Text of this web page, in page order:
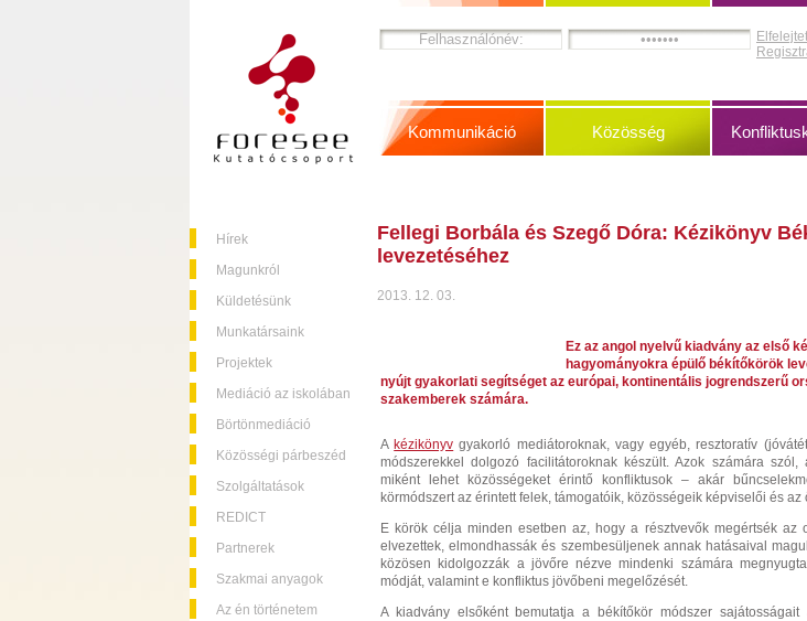
Hírek
Magunkról
Küldetésünk
Munkatársaink
Projektek
Mediáció az iskolában
Börtönmediáció
Közösségi párbeszéd
Szolgáltatások
REDICT
Partnerek
Szakmai anyagok
Az én történetem
Kommunikáció Közösség
Fellegi Borbála és Szegő Dóra: Kézikönyv
levezetéséhez
2013. 12. 03.
Ez az angol nyelvű kiadvány az első
hagyományokra épülő békítőkörök
nyújt gyakorlati segítséget az európai, kontinentális jogrendszerű
szakemberek számára.
A kézikönyv gyakorló mediátoroknak, vagy egyéb, resztoratív
módszerekkel dolgozó facilitátoroknak készült. Azok számára
miként lehet közösségeket érintő konfliktusok – akár
körmódszert az érintett felek, támogatóik, közösségeik képviselői és
E körök célja minden esetben az, hogy a résztvevők megértsék az
elvezettek, elmondhassák és szembesüljenek annak hatásaival
közösen kidolgozzák a jövőre nézve mindenki számára
módját, valamint e konfliktus jövőbeni megelőzését.
A kiadvány elsőként bemutatja a békítőkör módszer